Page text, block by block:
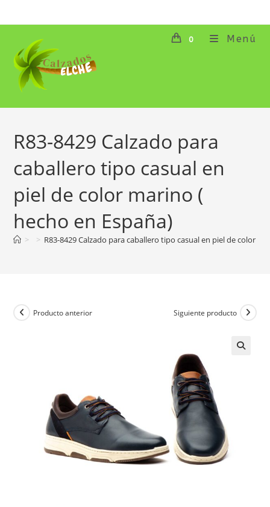
al
contenido
0 Menú
R83-8429 Calzado para
caballero tipo casual en
piel de color marino (
hecho en España)
> > R83-8429 Calzado para caballero tipo casual en piel de color
Producto anterior Siguiente producto